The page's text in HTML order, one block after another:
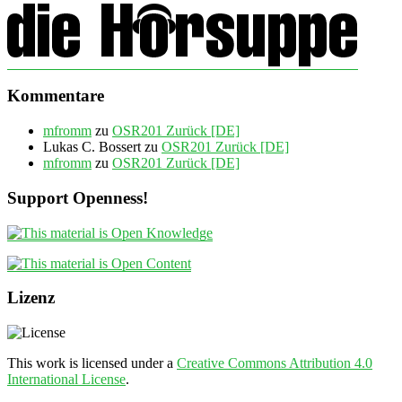
Kommentare
mfromm zu OSR201 Zurück [DE]
Lukas C. Bossert zu OSR201 Zurück [DE]
mfromm zu OSR201 Zurück [DE]
Support Openness!
Lizenz
This work is licensed under a Creative Commons Attribution 4.0
International License.